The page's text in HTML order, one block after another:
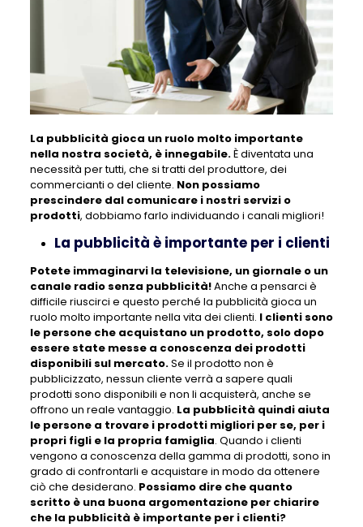
La pubblicità gioca un ruolo molto importante
nella nostra società, è innegabile.È diventata una
necessità per tutti, che si tratti del produttore, dei
commercianti o del cliente. Non possiamo
prescindere dal comunicare i nostri servizi o
prodotti, dobbiamo farlo individuando i canali migliori!
La pubblicità è importante per i clienti
Potete immaginarvi la televisione, un giornale o un
canale radio senza pubblicità!Anche a pensarci è
difficile riuscirci e questo perché la pubblicità gioca un
ruolo molto importante nella vita dei clienti. I clienti sono
le persone che acquistano un prodotto, solo dopo
essere state messe a conoscenza dei prodotti
disponibili sul mercato.Se il prodotto non è
pubblicizzato, nessun cliente verrà a sapere quali
prodotti sono disponibili e non li acquisterà, anche se
offrono un reale vantaggio. La pubblicità quindi aiuta
le persone a trovare i prodotti migliori per se, per i
propri figli e la propria famiglia. Quando i clienti
vengono a conoscenza della gamma di prodotti, sono in
grado di confrontarli e acquistare in modo da ottenere
ciò che desiderano. Possiamo dire che quanto
scritto è una buona argomentazione per chiarire
che la pubblicità è importante per i clienti?